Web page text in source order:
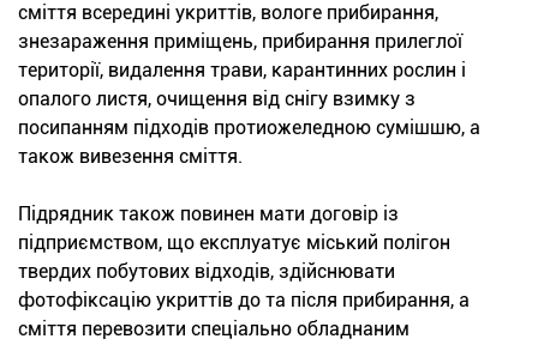
сміття всередині укриттів, вологе прибирання,
знезараження приміщень, прибирання прилеглої
території, видалення трави, карантинних рослин і
опалого листя, очищення від снігу взимку з
посипанням підходів протиожеледною сумішшю, а
також вивезення сміття.
Підрядник також повинен мати договір із
підприємством, що експлуатує міський полігон
твердих побутових відходів, здійснювати
фотофіксацію укриттів до та після прибирання, а
сміття перевозити спеціально обладнаним